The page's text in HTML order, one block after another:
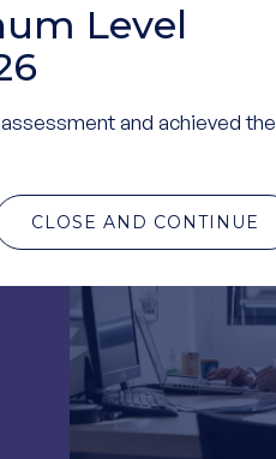
Level
and achieved the
CLOSE AND CONTINUE